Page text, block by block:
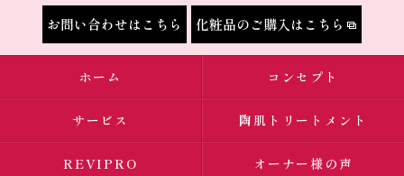
お問い合わせはこちら 化粧品のご購入はこちら
ホーム コンセプト
サービス 陶肌トリートメント
REVIPRO オーナー様の声